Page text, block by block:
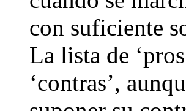
con suficiente
La lista de
‘contras’,